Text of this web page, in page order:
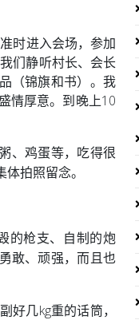
时进入会场，参加
们静听村长、会长
（锦旗和书）。我
情厚意。到晚上10
、鸡蛋等，吃得很
拍照留念。
的枪支、自制的炮
敢、顽强，而且也
几kg重的话筒，